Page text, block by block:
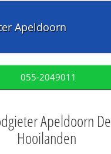
Apeldoorn
055-2049011
Apeldoorn De
Hooilanden